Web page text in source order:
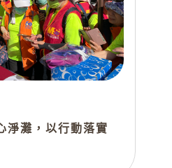
淨灘，以行動落實